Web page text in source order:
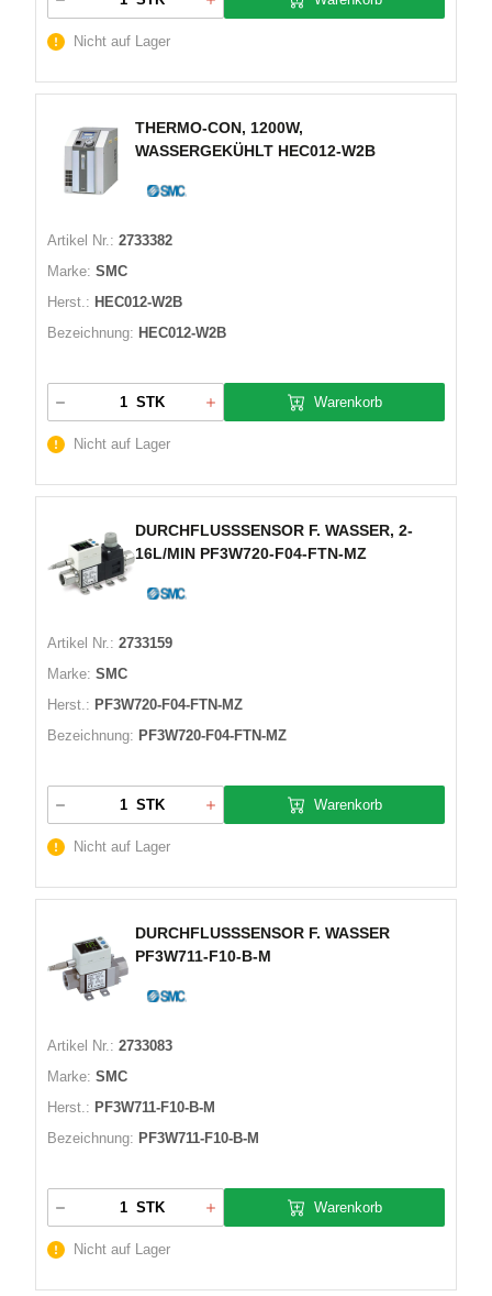
Nicht auf Lager
THERMO-CON, 1200W,
WASSERGEKÜHLT HEC012-W2B
Artikel Nr.: 2733382
Marke: SMC
Herst.: HEC012-W2B
Bezeichnung: HEC012-W2B
STK Warenkorb
Nicht auf Lager
DURCHFLUSSSENSOR F. WASSER, 2-
16L/MIN PF3W720-F04-FTN-MZ
Artikel Nr.: 2733159
Marke: SMC
Herst.: PF3W720-F04-FTN-MZ
Bezeichnung: PF3W720-F04-FTN-MZ
STK Warenkorb
Nicht auf Lager
DURCHFLUSSSENSOR F. WASSER
PF3W711-F10-B-M
Artikel Nr.: 2733083
Marke: SMC
Herst.: PF3W711-F10-B-M
Bezeichnung: PF3W711-F10-B-M
STK Warenkorb
Nicht auf Lager